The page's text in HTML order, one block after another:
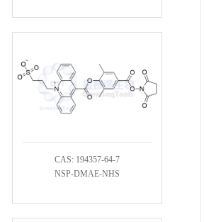
CAS: 194357-64-7
NSP-DMAE-NHS